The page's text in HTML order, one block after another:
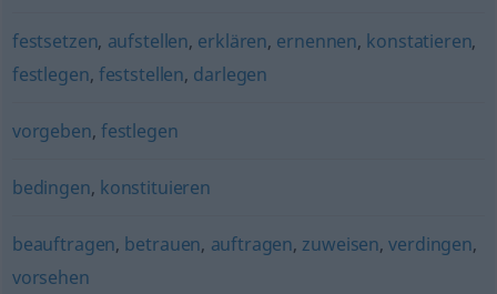
festsetzen, aufstellen, erklären, ernennen, konstatieren,
festlegen, feststellen, darlegen
vorgeben, festlegen
bedingen, konstituieren
beauftragen, betrauen, auftragen, zuweisen,verdingen,
vorsehen